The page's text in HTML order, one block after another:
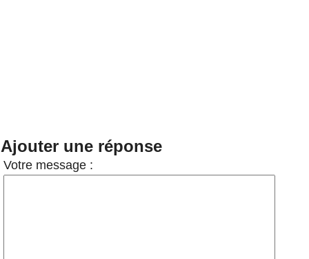
Ajouter une réponse
Votre message :